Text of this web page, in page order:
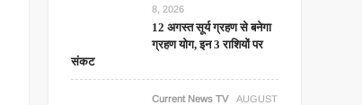
8, 2026
12 अगस्त सूर्य ग्रहण से बनेगा
ग्रहण योग, इन 3 राशियों पर
संकट
Current News TV
AUGUST